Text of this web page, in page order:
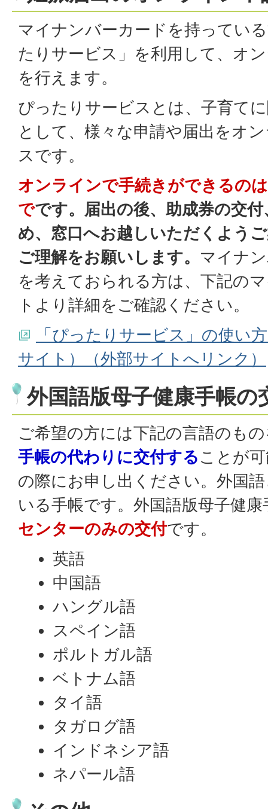
マイナンバーカードを持ってい
たりサービス」を利用して、オ
を行えます。
ぴったりサービスとは、子育て
として、様々な申請や届出をオ
スです。
オンラインで手続きができるの
でです。届出の後、助成券の交
め、窓口へお越しいただくよう
ご理解をお願いします。 マイナ
を考えておられる方は、下記の
トより詳細をご確認ください。
「ぴったりサービス」の使い
サイト）（外部サイトへリンク）
外国語版母子健康手帳の
ご希望の方には下記の言語のも
手帳の代わりに交付することが
の際にお申し出ください。外国
いる手帳です。外国語版母子健康
センターのみの交付です。
英語
中国語
ハングル語
スペイン語
ポルトガル語
ベトナム語
タイ語
タガログ語
インドネシア語
ネパール語